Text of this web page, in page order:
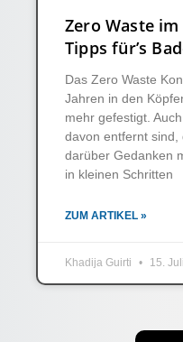
Zero Waste
Tipps für’s
Das Zero Waste
Jahren in den
mehr gefestigt.
davon entfernt sind,
darüber Gedanken
in kleinen Schritten
ZUM ARTIKEL »
Khadija Guirti 15.